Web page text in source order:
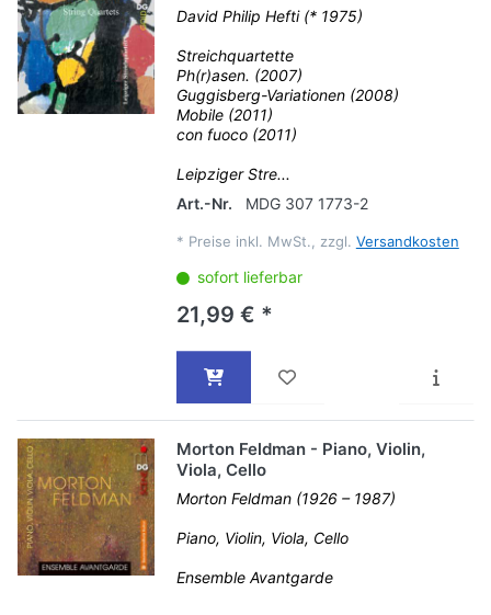
David Philip Hefti (* 1975)
Streichquartette
Ph(r)asen. (2007)
Guggisberg-Variationen (2008)
Mobile (2011)
con fuoco (2011)
Leipziger Stre...
Art.-Nr.
MDG 307 1773-2
* Preise inkl. MwSt., zzgl. Versandkosten
sofort lieferbar
21,99 € *
Morton Feldman - Piano, Violin,
Viola, Cello
Morton Feldman (1926 – 1987)
Piano, Violin, Viola, Cello
Ensemble Avantgarde